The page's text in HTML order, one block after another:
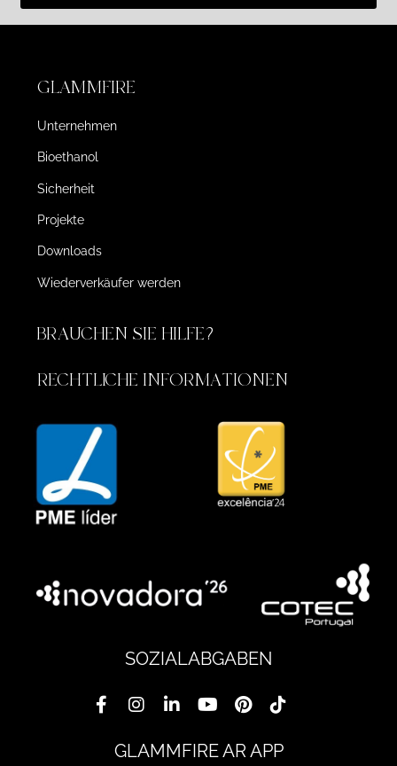
GLAMMFIRE
Unternehmen
Bioethanol
Sicherheit
Projekte
Downloads
Wiederverkäufer werden
BRAUCHEN SIE HILFE?
RECHTLICHE INFORMATIONEN
SOZIALABGABEN
GLAMMFIRE AR APP